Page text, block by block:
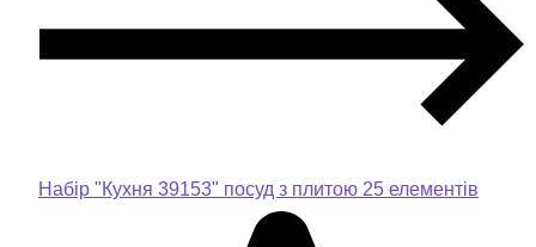
Набір "Кухня 39153" посуд з плитою 25 елементів